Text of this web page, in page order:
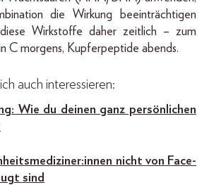
die Wirkung beeinträchtigen
Wirkstoffe daher zeitlich – zum
C morgens, Kupferpeptide abends.
auch interessieren:
Wie du deinen ganz persönlichen
nicht von Face-
sind